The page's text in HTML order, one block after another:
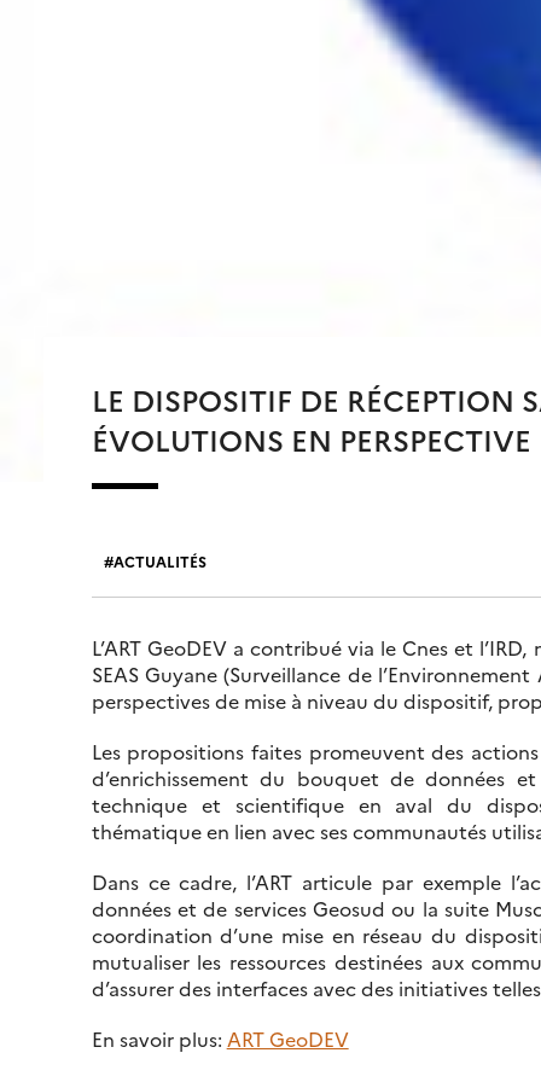
LE DISPOSITIF DE RÉCEPTION
ÉVOLUTIONS EN PERSPECTIVE
ACTUALITÉS
L’ART GeoDEV a contribué via le Cnes et
SEAS Guyane (Surveillance de
perspectives de mise à niveau du dispositif,
Les propositions faites promeuvent des
d’enrichissement du bouquet de données
technique et scientifique en aval du
thématique en lien avec ses communautés
Dans ce cadre, l’ART articule par exemple
données et de services Geosud ou la suite
coordination d’une mise en réseau du
mutualiser les ressources destinées aux
d’assurer des interfaces avec des initiatives
En savoir plus: ART GeoDEV